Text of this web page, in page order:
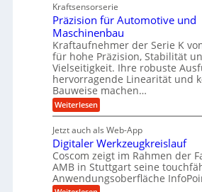
h
i
n
d
e
t
r
i
e
b
e
f
ü
r
r
n
d
A
u
f
t
r
a
s
i
n
l
o
s
e
,
w
e
n
i
g
e
r
S
t
h
n
s
t
a
n
g
e
n
g
e
t
r
i
e
b
e
f
ü
Kraftsensorserie
Präzision für Automotive und
Maschinenbau
Kraftaufnehmer der Serie K
für hohe Präzision, Stabilität
Vielseitigkeit. Ihre robuste
hervorragende Linearität und
Bauweise machen…
Weiterlesen:
P
ä
z
i
s
i
o
Jetzt auch als Web-App
Digitaler Werkzeugkreislauf
Coscom zeigt im Rahmen der
AMB in Stuttgart seine
Anwendungsoberfläche